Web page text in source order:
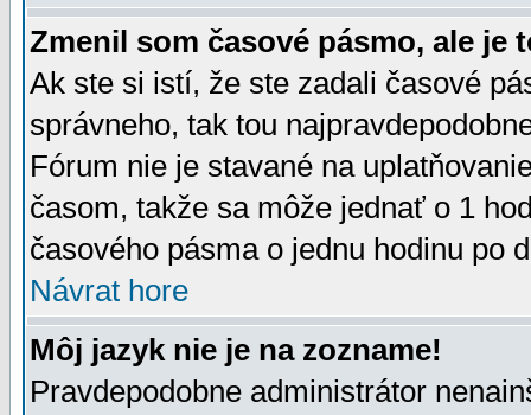
Zmenil som časové pásmo, ale je
Ak ste si istí, že ste zadali časové
správneho, tak tou
Fórum nie je stavané na
časom, takže sa môže jednať o 1
časového pásma o jednu hodinu po
Návrat hore
Môj jazyk nie je na zozname!
Pravdepodobne administrátor